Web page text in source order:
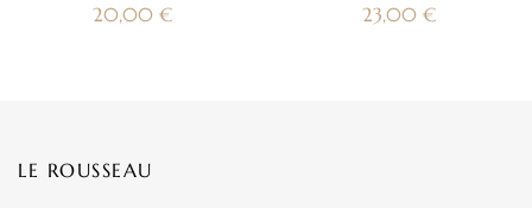
20,00 € 23,00 €
LE ROUSSEAU